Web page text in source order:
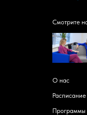
О нас
Смотрите
Расписание
Программы